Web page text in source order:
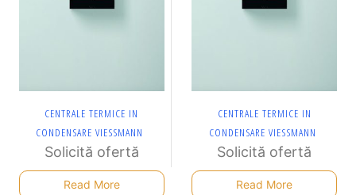
CENTRALE TERMICE IN
CONDENSARE VIESSMANN
Solicită ofertă
Read More
CENTRALE TERMICE IN
CONDENSARE VIESSMANN
Solicită ofertă
Read More